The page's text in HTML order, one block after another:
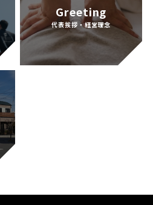
Greeting
代表挨拶・経営理念